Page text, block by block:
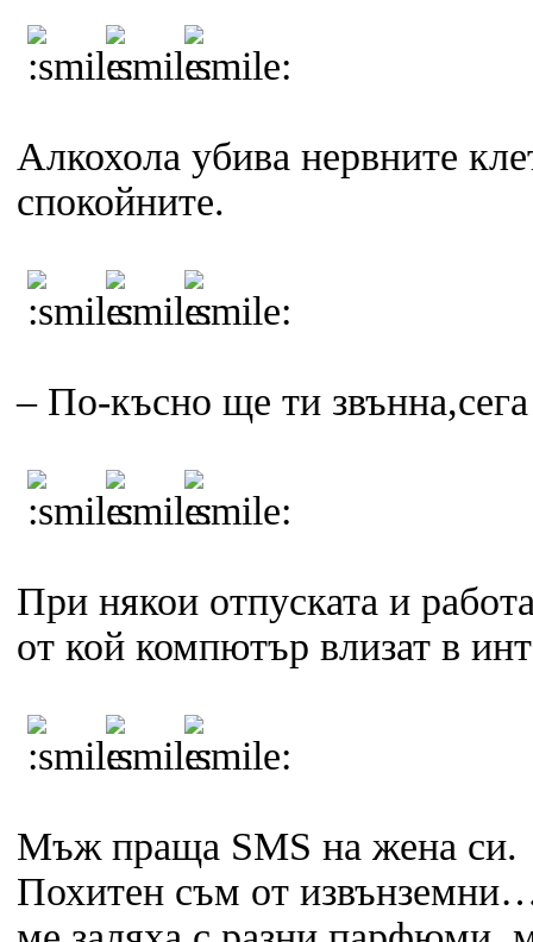
Алкохола убива нервните
спокойните.
– По-късно ще ти
При някои отпуската и
от кой компютър влизат в
Мъж праща SMS на жена си.
Похитен съм от